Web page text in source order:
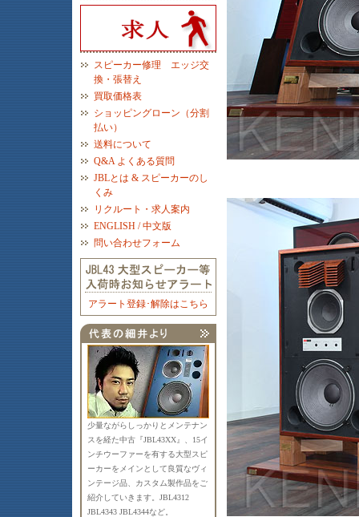
スピーカー修理 エッジ交
換・張替え
買取価格表
ショッピングローン（分割
払い）
送料について
Q&A よくある質問
JBLとは & スピーカーのし
くみ
リクルート・求人案内
ENGLISH / 中文版
問い合わせフォーム
アラート登録･解除はこちら
少量ながらしっかりとメンテナン
スを経た中古『JBL43XX』、15イ
ンチウーファーを有する大型スピ
ーカーをメインとして良質なヴィ
ンテージ品、カスタム製作品をご
紹介していきます。JBL4312
JBL4343 JBL4344など。